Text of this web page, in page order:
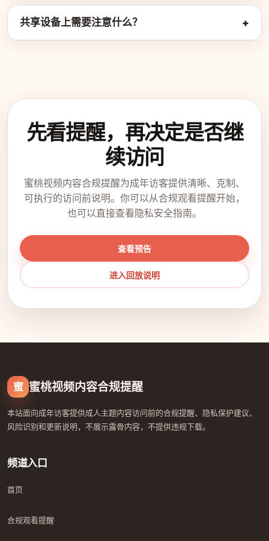
共享设备上需要注意什么？
先看提醒，再决定是否继
续访问
蜜桃视频内容合规提醒为成年访客提供清晰、克制、
可执行的访问前说明。你可以从合规观看提醒开始，
也可以直接查看隐私安全指南。
查看预告
进入回放说明
蜜 蜜桃视频内容合规提醒
本站面向成年访客提供成人主题内容访问前的合规提醒、隐私保护建议、
风险识别和更新说明，不展示露骨内容，不提供违规下载。
频道入口
首页
合规观看提醒